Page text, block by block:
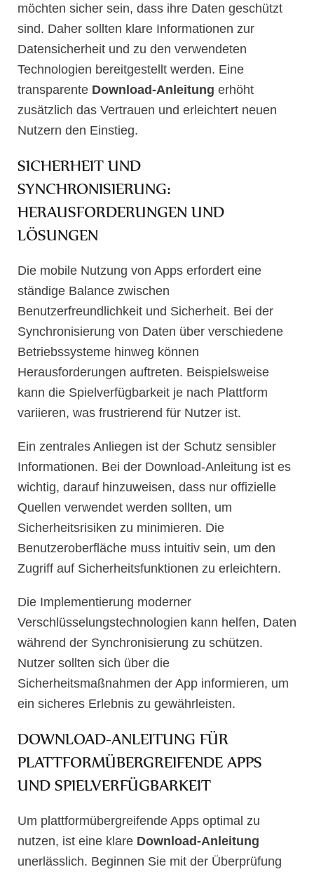
möchten sicher sein, dass ihre Daten geschützt
sind. Daher sollten klare Informationen zur
Datensicherheit und zu den verwendeten
Technologien bereitgestellt werden. Eine
transparente Download-Anleitung erhöht
zusätzlich das Vertrauen und erleichtert neuen
Nutzern den Einstieg.
SICHERHEIT UND
SYNCHRONISIERUNG:
HERAUSFORDERUNGEN UND
LÖSUNGEN
Die mobile Nutzung von Apps erfordert eine
ständige Balance zwischen
Benutzerfreundlichkeit und Sicherheit. Bei der
Synchronisierung von Daten über verschiedene
Betriebssysteme hinweg können
Herausforderungen auftreten. Beispielsweise
kann die Spielverfügbarkeit je nach Plattform
variieren, was frustrierend für Nutzer ist.
Ein zentrales Anliegen ist der Schutz sensibler
Informationen. Bei der Download-Anleitung ist es
wichtig, darauf hinzuweisen, dass nur offizielle
Quellen verwendet werden sollten, um
Sicherheitsrisiken zu minimieren. Die
Benutzeroberfläche muss intuitiv sein, um den
Zugriff auf Sicherheitsfunktionen zu erleichtern.
Die Implementierung moderner
Verschlüsselungstechnologien kann helfen, Daten
während der Synchronisierung zu schützen.
Nutzer sollten sich über die
Sicherheitsmaßnahmen der App informieren, um
ein sicheres Erlebnis zu gewährleisten.
DOWNLOAD-ANLEITUNG FÜR
PLATTFORMÜBERGREIFENDE APPS
UND SPIELVERFÜGBARKEIT
Um plattformübergreifende Apps optimal zu
nutzen, ist eine klare Download-Anleitung
unerlässlich. Beginnen Sie mit der Überprüfung